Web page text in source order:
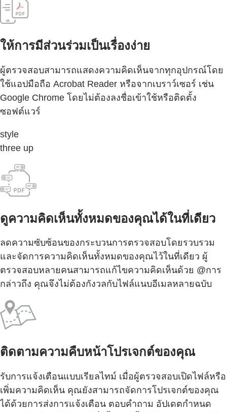
ให้การมีส่วนร่วมเป็นเรื่องง่าย
ผู้ตรวจสอบสามารถแสดงความคิดเห็นจากทุกอุปกรณ์โดย
ใช้แอปมือถือ Acrobat Reader หรือจากเบราว์เซอร์ เช่น
Google Chrome โดยไม่ต้องลงชื่อเข้าใช้หรือติดตั้ง
ซอฟต์แวร์
style
three up
ดูความคิดเห็นทั้งหมดของคุณได้ในที่เดียว
ลดความซับซ้อนของกระบวนการตรวจสอบโดยรวบรวม
และจัดการความคิดเห็นทั้งหมดของคุณไว้ในที่เดียว ผู้
ตรวจสอบหลายคนสามารถแก้ไขความคิดเห็นด้วย @การ
กล่าวถึง คุณจึงไม่ต้องกังวลกับไฟล์แนบอีเมลหลายฉบับ
ติดตามความคืบหน้าโปรเจกต์ของคุณ
รับการแจ้งเตือนแบบเรียลไทม์ เมื่อผู้ตรวจสอบเปิดไฟล์หรือ
เพิ่มความคิดเห็น คุณยังสามารถจัดการโปรเจกต์ของคุณ
ได้ด้วยการส่งการแจ้งเตือน ตอบคำถาม อัปเดตกำหนด